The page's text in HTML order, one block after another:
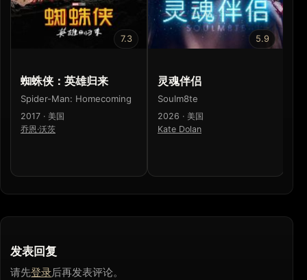
7.3
蜘蛛侠：英雄归来
Spider-Man: Homecoming
2017 · 美国
乔恩·沃茨
5.9
灵魂伴侣
Soulm8te
2026 · 美国
Kate Dolan
发表回复
请先登录后再发表评论。